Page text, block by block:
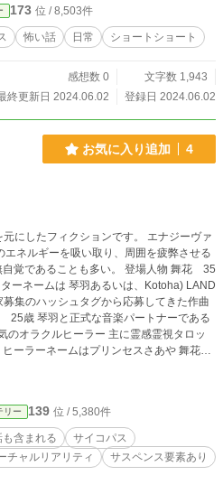
173 位 / 8,503件
怖い話 日常 ショートショート
感想数 0
文字数 1,943
終更新日 2024.06.02
登録日 2024.06.02
お気に入り追加 4
たフィクションです。 エナジーヴァ
ることも多い。 登場人物 舞花 35
ネームは 琴羽あるいは、Kotoha) LAND
のハッシュタグから応募してきた作曲
ヒーラーネームはプリンセスさあや 舞花の
ラン
音楽系YouTuberの世界に足を踏み入れる。
家と知り合うことになるが、そのうちの
てはならない男だと後になって知ること
エナジーヴァンパイアだったのだ…
リー 139 位 / 5,380件
も含まれる
サイコパス
チャルリアリティ
サスペンス要素あり